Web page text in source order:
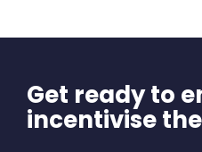
Get ready to
incentivise